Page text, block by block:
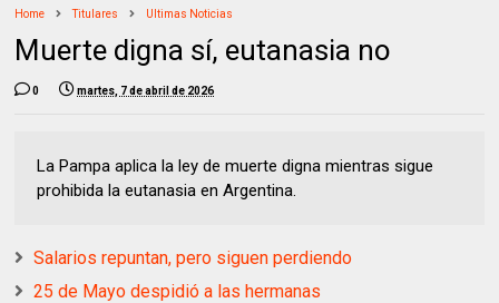
Home Titulares Ultimas Noticias
Muerte digna sí, eutanasia no
0 martes, 7 de abril de 2026
La Pampa aplica la ley de muerte digna mientras sigue
prohibida la eutanasia en Argentina.
Salarios repuntan, pero siguen perdiendo
25 de Mayo despidió a las hermanas